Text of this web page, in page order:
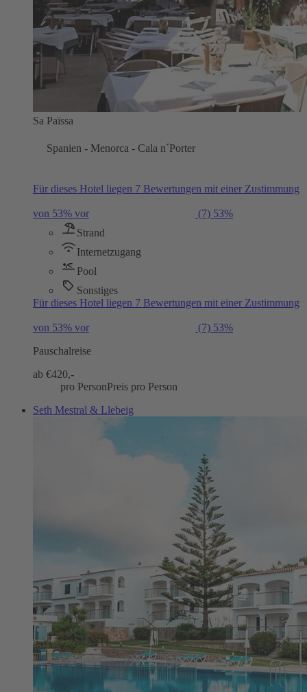
Sa Païssa
Spanien - Menorca - Cala n´Porter
Für dieses Hotel liegen 7 Bewertungen mit einer Zustimmung
von 53% vor (7) 53%
Strand
Internetzugang
Pool
Sonstiges
Für dieses Hotel liegen 7 Bewertungen mit einer Zustimmung
von 53% vor (7) 53%
Pauschalreise
ab €420,-
pro PersonPreis pro Person
Seth Mestral & Llebeig